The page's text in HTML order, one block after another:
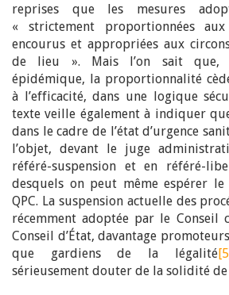
reprises que les mesures
« strictement proportionnées
encourus et appropriées aux
de lieu ». Mais l’on sait que,
épidémique, la proportionnalité
à l’efficacité, dans une logique
texte veille également à indiquer
dans le cadre de l’état d’urgence
l’objet, devant le juge
référé-suspension et en référé-
desquels on peut même espérer
QPC. La suspension actuelle des
récemment adoptée par le Conseil
Conseil d’État, davantage
que gardiens de la légalité
sérieusement douter de la solidité